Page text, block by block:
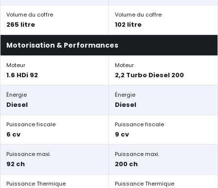
Volume du coffre
265 litre
Volume du coffre
102 litre
Motorisation & Performances
Moteur
1.6 HDi 92
Moteur
2,2 Turbo Diesel 200
Énergie
Diesel
Énergie
Diesel
Puissance fiscale
6 cv
Puissance fiscale
9 cv
Puissance maxi.
92 ch
Puissance maxi.
200 ch
Puissance Thermique Puissance Thermique